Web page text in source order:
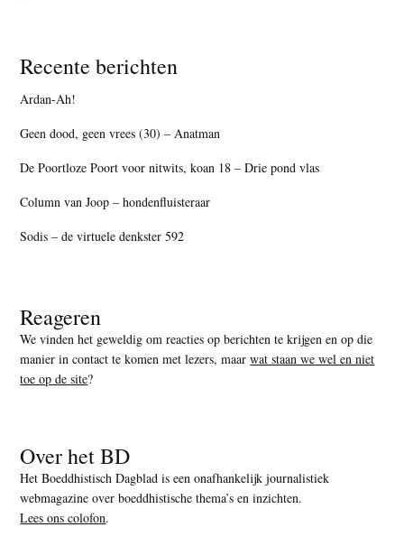
Recente berichten
Ardan-Ah!
Geen dood, geen vrees (30) – Anatman
De Poortloze Poort voor nitwits, koan 18 – Drie pond vlas
Column van Joop – hondenfluisteraar
Sodis – de virtuele denkster 592
Reageren
We vinden het geweldig om reacties op berichten te krijgen en op die
manier in contact te komen met lezers, maarwat staan we wel en niet
toe op de site?
Over het BD
Het Boeddhistisch Dagblad is een onafhankelijk journalistiek
webmagazine over boeddhistische thema’s en inzichten.
Lees ons colofon.